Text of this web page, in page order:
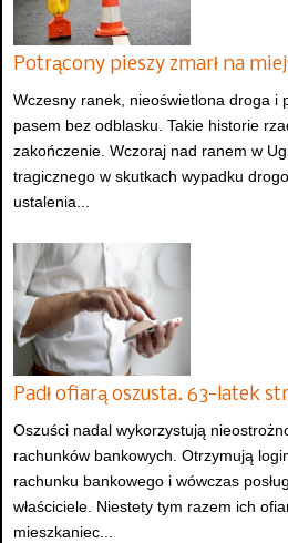
Potrącony pieszy zmarł na
Wczesny ranek, nieoświetlona droga i
pasem bez odblasku. Takie historie
zakończenie. Wczoraj nad ranem w
tragicznego w skutkach wypadku
ustalenia...
Padł ofiarą oszusta. 63-latek
Oszuści nadal wykorzystują
rachunków bankowych. Otrzymują
rachunku bankowego i wówczas
właściciele. Niestety tym razem ich
mieszkaniec...